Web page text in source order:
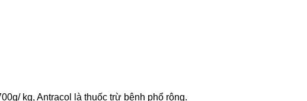
kg, Antracol là thuốc trừ bệnh phổ rộng.